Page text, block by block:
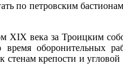
по петровским
XIX века за Троицким
оборонительных
крепости и